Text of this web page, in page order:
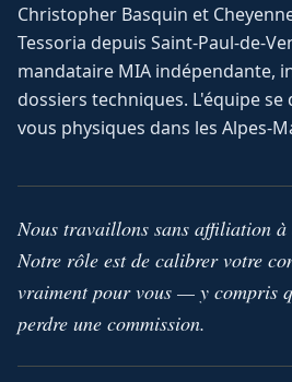
Christopher Basquin et
Tessoria depuis Saint-Paul-de-
mandataire MIA indépendante,
dossiers techniques. L'équipe se
vous physiques dans les Alpes-
Nous travaillons sans affiliation à
Notre rôle est de calibrer votre
vraiment pour vous — y compris
perdre une commission.